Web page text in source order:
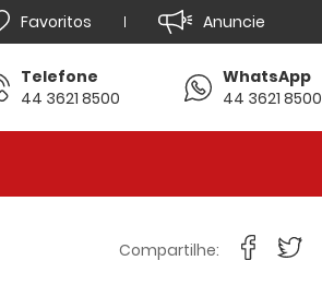
Favoritos Anuncie
Telefone
44 3621 8500
WhatsApp
44 3621 8500
Compartilhe: